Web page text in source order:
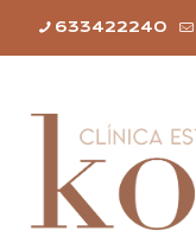
633422240